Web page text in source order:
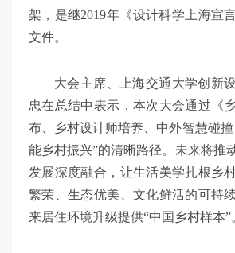
架，是继2019年《设计科学上海宣
文件。
大会主席、上海交通大学创新
忠在总结中表示，本次大会通过《
布、乡村设计师培养、中外智慧碰
能乡村振兴”的清晰路径。未来将推
发展深度融合，让生活美学扎根乡
繁荣、生态优美、文化鲜活的可持
来居住环境升级提供“中国乡村样本”